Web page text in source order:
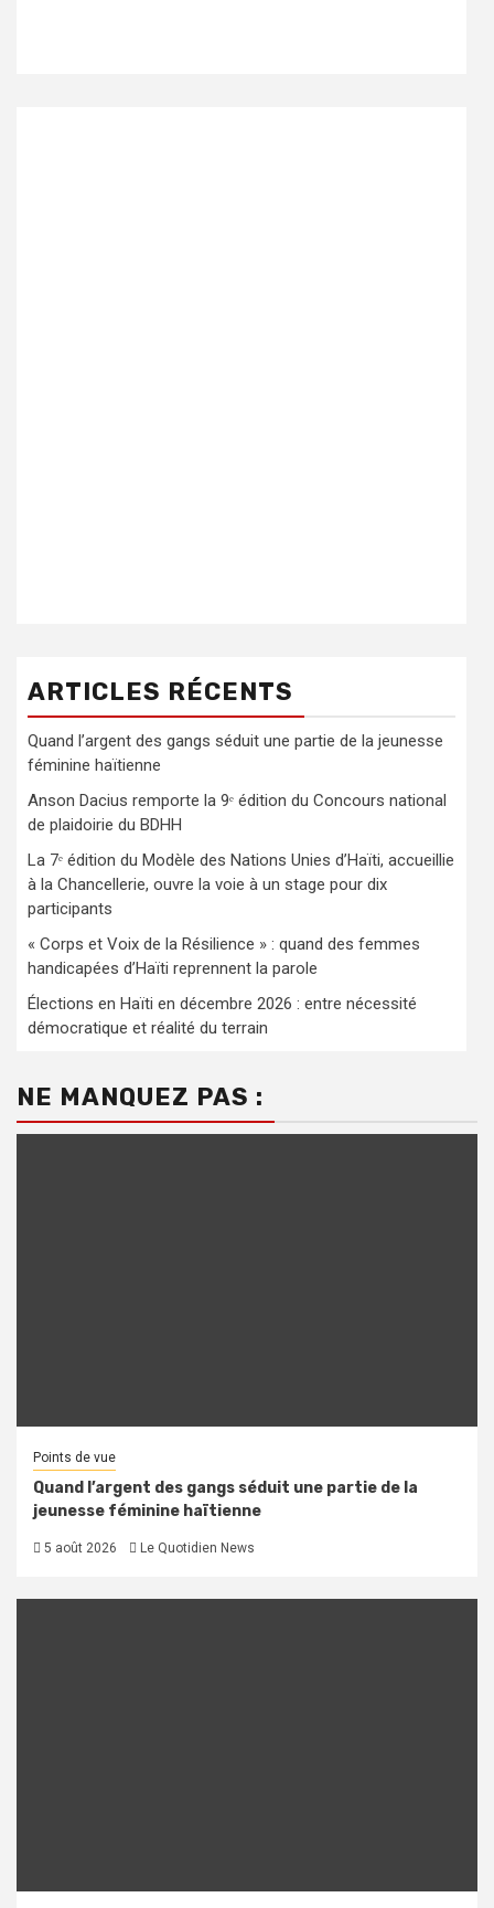
ARTICLES RÉCENTS
Quand l’argent des gangs séduit une partie de la jeunesse
féminine haïtienne
Anson Dacius remporte la 9ᵉ édition du Concours national
de plaidoirie du BDHH
La 7ᵉ édition du Modèle des Nations Unies d’Haïti, accueillie
à la Chancellerie, ouvre la voie à un stage pour dix
participants
« Corps et Voix de la Résilience » : quand des femmes
handicapées d’Haïti reprennent la parole
Élections en Haïti en décembre 2026 : entre nécessité
démocratique et réalité du terrain
NE MANQUEZ PAS :
Points de vue
Quand l’argent des gangs séduit une partie de la
jeunesse féminine haïtienne
5 août 2026 Le Quotidien News